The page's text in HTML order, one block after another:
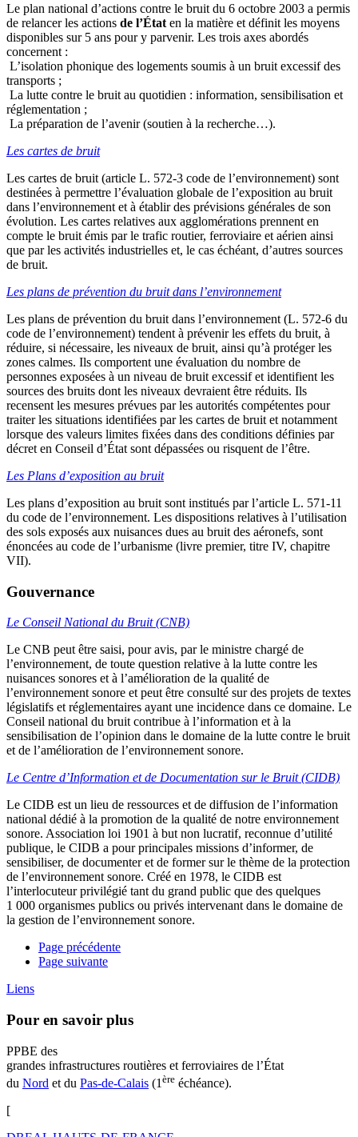
Le plan national d’actions contre le bruit du 6 octobre 2003 a permis
de relancer les actions de l’État en la matière et définit les moyens
disponibles sur 5 ans pour y parvenir. Les trois axes abordés
concernent :
L’isolation phonique des logements soumis à un bruit excessif des
transports ;
La lutte contre le bruit au quotidien : information, sensibilisation et
réglementation ;
La préparation de l’avenir (soutien à la recherche…).
Les cartes de bruit
Les cartes de bruit (article L. 572-3 code de l’environnement) sont
destinées à permettre l’évaluation globale de l’exposition au bruit
dans l’environnement et à établir des prévisions générales de son
évolution. Les cartes relatives aux agglomérations prennent en
compte le bruit émis par le trafic routier, ferroviaire et aérien ainsi
que par les activités industrielles et, le cas échéant, d’autres sources
de bruit.
Les plans de prévention du bruit dans l’environnement
Les plans de prévention du bruit dans l’environnement (L. 572-6 du
code de l’environnement) tendent à prévenir les effets du bruit, à
réduire, si nécessaire, les niveaux de bruit, ainsi qu’à protéger les
zones calmes. Ils comportent une évaluation du nombre de
personnes exposées à un niveau de bruit excessif et identifient les
sources des bruits dont les niveaux devraient être réduits. Ils
recensent les mesures prévues par les autorités compétentes pour
traiter les situations identifiées par les cartes de bruit et notamment
lorsque des valeurs limites fixées dans des conditions définies par
décret en Conseil d’État sont dépassées ou risquent de l’être.
Les Plans d’exposition au bruit
Les plans d’exposition au bruit sont institués par l’article L. 571-11
du code de l’environnement. Les dispositions relatives à l’utilisation
des sols exposés aux nuisances dues au bruit des aéronefs, sont
énoncées au code de l’urbanisme (livre premier, titre IV, chapitre
VII).
Gouvernance
Le Conseil National du Bruit (CNB)
Le CNB peut être saisi, pour avis, par le ministre chargé de
l’environnement, de toute question relative à la lutte contre les
nuisances sonores et à l’amélioration de la qualité de
l’environnement sonore et peut être consulté sur des projets de textes
législatifs et réglementaires ayant une incidence dans ce domaine. Le
Conseil national du bruit contribue à l’information et à la
sensibilisation de l’opinion dans le domaine de la lutte contre le bruit
et de l’amélioration de l’environnement sonore.
Le Centre d’Information et de Documentation sur le Bruit (CIDB)
Le CIDB est un lieu de ressources et de diffusion de l’information
national dédié à la promotion de la qualité de notre environnement
sonore. Association loi 1901 à but non lucratif, reconnue d’utilité
publique, le CIDB a pour principales missions d’informer, de
sensibiliser, de documenter et de former sur le thème de la protection
de l’environnement sonore. Créé en 1978, le CIDB est
l’interlocuteur privilégié tant du grand public que des quelques
1 000 organismes publics ou privés intervenant dans le domaine de
la gestion de l’environnement sonore.
Page précédente
Page suivante
Liens
Pour en savoir plus
PPBE des
grandes infrastructures routières et ferroviaires de l’État
du Nord et du Pas-de-Calais (1 ère échéance).
[